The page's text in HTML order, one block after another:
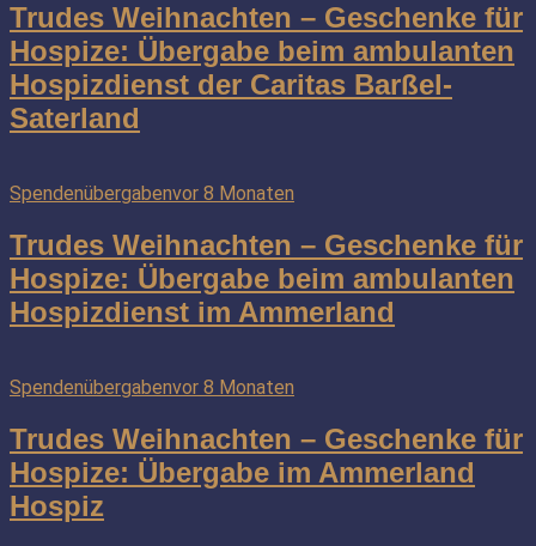
Trudes Weihnachten – Geschenke für
Hospize: Übergabe beim ambulanten
Hospizdienst der Caritas Barßel-
Saterland
Spendenübergabenvor 8 Monaten
Trudes Weihnachten – Geschenke für
Hospize: Übergabe beim ambulanten
Hospizdienst im Ammerland
Spendenübergabenvor 8 Monaten
Trudes Weihnachten – Geschenke für
Hospize: Übergabe im Ammerland
Hospiz